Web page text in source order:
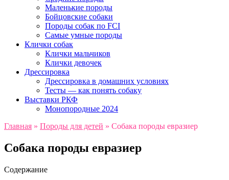
Маленькие породы
Бойцовские собаки
Породы собак по FCI
Самые умные породы
Клички собак
Клички мальчиков
Клички девочек
Дрессировка
Дрессировка в домашних условиях
Тесты — как понять собаку
Выставки РКФ
Монопородные 2024
Главная » Породы для детей » Собака породы евразиер
Собака породы евразиер
Содержание